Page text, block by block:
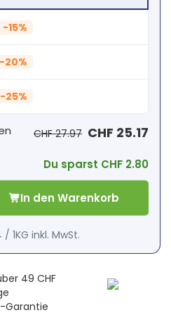
-15%
-20%
-25%
Rabatt
CHF 27.97 CHF 25.17
Du sparst CHF 2.80
In den Warenkorb
/1KG inkl. MwSt.
49 CHF
Garantie